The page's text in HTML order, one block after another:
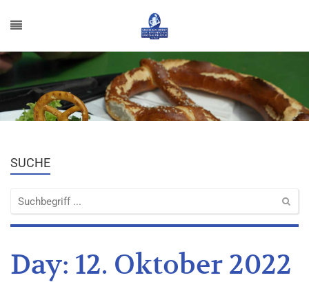
SUCHE
Day: 12. Oktober 2022